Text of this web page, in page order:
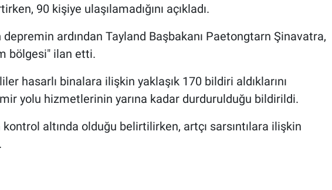
90 kişiye ulaşılamadığını açıkladı.
depremin ardından Tayland Başbakanı Paetongtarn Şinavatra,
bölgesi" ilan etti.
hasarlı binalara ilişkin yaklaşık 170 bildiri aldıklarını
yolu hizmetlerinin yarına kadar durdurulduğu bildirildi.
altında olduğu belirtilirken, artçı sarsıntılara ilişkin